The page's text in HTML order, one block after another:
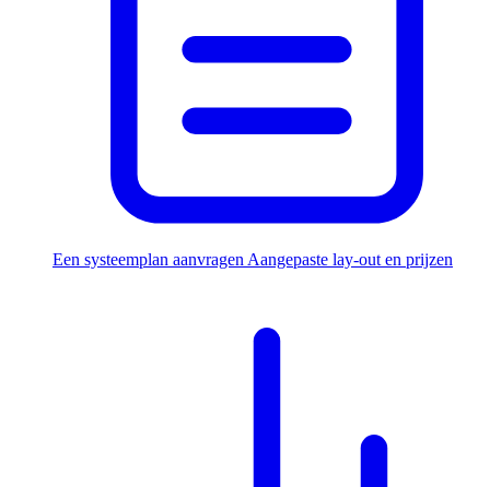
Een systeemplan aanvragen Aangepaste lay-out en prijzen